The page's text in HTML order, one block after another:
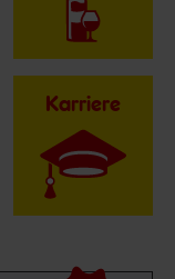
Karriere